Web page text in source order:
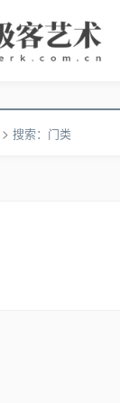
>搜索：门类